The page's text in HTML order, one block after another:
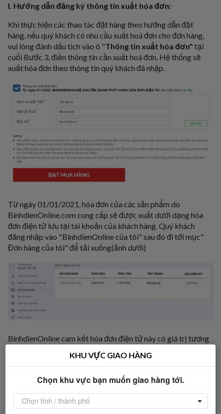
I. Hướng dẫn đăng ký thông tin xuất hóa đơn:
Khi thực hiện các thao tác đặt hàng theo hướng dẫn đặt
hàng, nếu quý khách có nhu cầu xuất hoá đơn cho đơn hàng,
vui lòng đánh dấu tich vào ô "Thông tin xuất hóa đơn" tại
cuối Bước 3, điền thông tin cần xuất hoá đơn. Hệ thống sẽ
xuất hóa đơn theo thông tin quý khách đã nhập.
Từ ngày 01/01/2021, hóa đơn của các sản phẩm do
BinhdienOnline.com cung cấp sẽ được xuất dưới dạng hóa
đơn điện tử lưu tại tài khoản của khách hàng. Quý khách
đăng nhập vào "BinhdienOnline của tôi" sau đó đi tới mục"
Đơn hàng của tôi" để tải xuống(ảnh dưới)
BinhdienOnline cam kết hóa đơn điện tử này có giá trị tương
đương như hóa đơn giấy theo
thông tư số 32/2011/TT-
của Bộ Tài Chính.
Đối với hàng do BinhdienOnline Trading cung cấp, quý
khách sẽ nhận được hóa đơn điện tử được lưu tại mục
KHU VỰC GIAO HÀNG
Chọn khu vực bạn muốn giao hàng tới.
Chọn tỉnh / thành phố